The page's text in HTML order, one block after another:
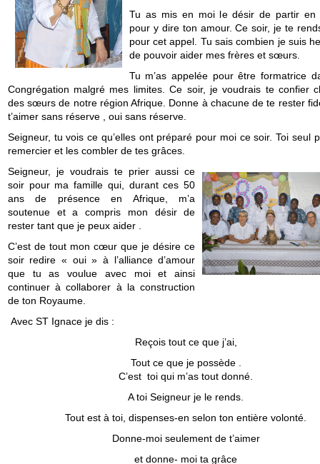
Tu as mis en moi le désir de partir en
pour y dire ton amour. Ce soir, je te
pour cet appel. Tu sais combien je suis
de pouvoir aider mes frères et sœurs.
Tu m’as appelée pour être formatrice
Congrégation malgré mes limites. Ce soir, je voudrais te confier
des sœurs de notre région Afrique. Donne à chacune de te rester
t’aimer sans réserve , oui sans réserve.
Seigneur, tu vois ce qu’elles ont préparé pour moi ce soir. Toi seul
remercier et les combler de tes grâces.
Seigneur, je voudrais te prier aussi ce
soir pour ma famille qui, durant ces 50
ans de présence en Afrique, m’a
soutenue et a compris mon désir de
rester tant que je peux aider .
C’est de tout mon cœur que je désire ce
soir redire « oui » à l’alliance d’amour
que tu as voulue avec moi et ainsi
continuer à collaborer à la construction
de ton Royaume.
Avec ST Ignace je dis :
Reçois tout ce que j’ai,
Tout ce que je possède .
C’est toi qui m’as tout donné.
A toi Seigneur je le rends.
Tout est à toi, dispenses-en selon ton entière volonté.
Donne-moi seulement de t’aimer
et donne- moi ta grâce